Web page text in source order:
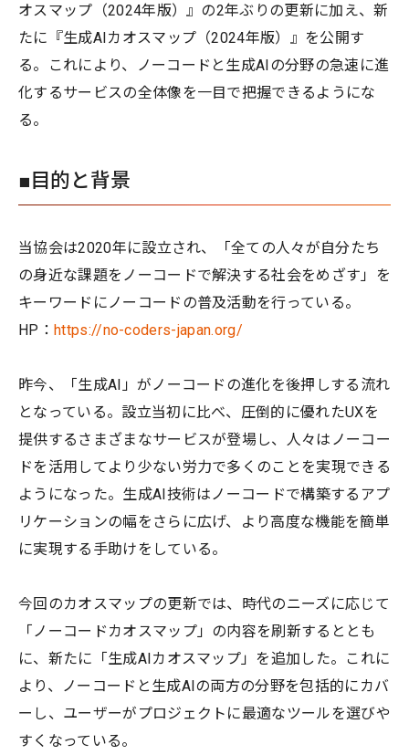
オスマップ（2024年版）』の2年ぶりの更新に加え、新
たに『生成AIカオスマップ（2024年版）』を公開す
る。これにより、ノーコードと生成AIの分野の急速に進
化するサービスの全体像を一目で把握できるようにな
る。
■目的と背景
当協会は2020年に設立され、「全ての人々が自分たち
の身近な課題をノーコードで解決する社会をめざす」を
キーワードにノーコードの普及活動を行っている。
HP： https://no-coders-japan.org/
昨今、「生成AI」がノーコードの進化を後押しする流れ
となっている。設立当初に比べ、圧倒的に優れたUXを
提供するさまざまなサービスが登場し、人々はノーコー
ドを活用してより少ない労力で多くのことを実現できる
ようになった。生成AI技術はノーコードで構築するアプ
リケーションの幅をさらに広げ、より高度な機能を簡単
に実現する手助けをしている。
今回のカオスマップの更新では、時代のニーズに応じて
「ノーコードカオスマップ」の内容を刷新するととも
に、新たに「生成AIカオスマップ」を追加した。これに
より、ノーコードと生成AIの両方の分野を包括的にカバ
ーし、ユーザーがプロジェクトに最適なツールを選びや
すくなっている。